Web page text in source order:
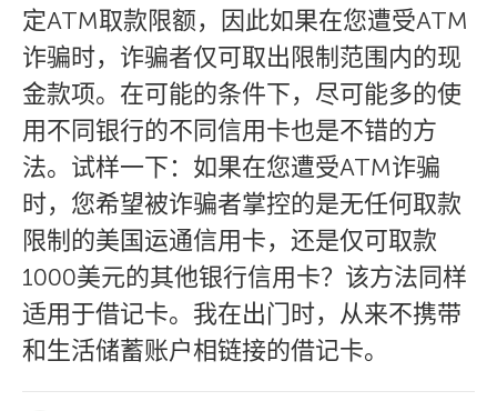
定ATM取款限额，因此如果在您遭受ATM
诈骗时，诈骗者仅可取出限制范围内的现
金款项。在可能的条件下，尽可能多的使
用不同银行的不同信用卡也是不错的方
法。试样一下：如果在您遭受ATM诈骗
时，您希望被诈骗者掌控的是无任何取款
限制的美国运通信用卡，还是仅可取款
1000美元的其他银行信用卡？该方法同样
适用于借记卡。我在出门时，从来不携带
和生活储蓄账户相链接的借记卡。